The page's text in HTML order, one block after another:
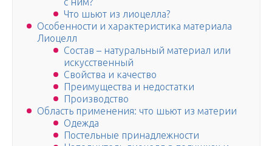
Что шьют из лиоцелла?
Особенности и характеристика материала
Лиоцелл
Состав – натуральный материал или
искусственный
Свойства и качество
Преимущества и недостатки
Производство
Область применения: что шьют из материи
Одежда
Постельные принадлежности